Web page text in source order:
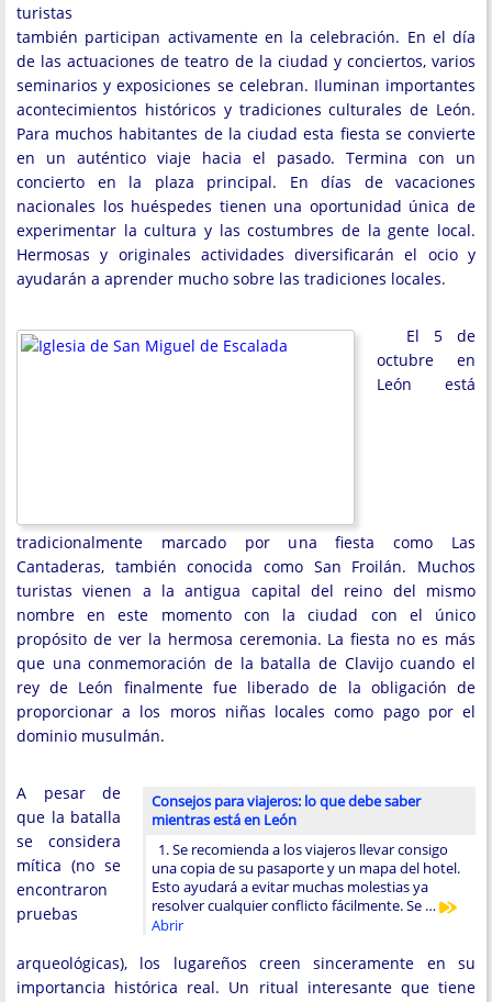
turistas
también participan activamente en la celebración. En el día
de las actuaciones de teatro de la ciudad y conciertos, varios
seminarios y exposiciones se celebran. Iluminan importantes
acontecimientos históricos y tradiciones culturales de León.
Para muchos habitantes de la ciudad esta fiesta se convierte
en un auténtico viaje hacia el pasado. Termina con un
concierto en la plaza principal. En días de vacaciones
nacionales los huéspedes tienen una oportunidad única de
experimentar la cultura y las costumbres de la gente local.
Hermosas y originales actividades diversificarán el ocio y
ayudarán a aprender mucho sobre las tradiciones locales.
El 5 de
octubre en
León está
tradicionalmente marcado por una fiesta como Las
Cantaderas, también conocida como San Froilán. Muchos
turistas vienen a la antigua capital del reino del mismo
nombre en este momento con la ciudad con el único
propósito de ver la hermosa ceremonia. La fiesta no es más
que una conmemoración de la batalla de Clavijo cuando el
rey de León finalmente fue liberado de la obligación de
proporcionar a los moros niñas locales como pago por el
dominio musulmán.
Consejos para viajeros: lo que debe saber
mientras está en León
1. Se recomienda a los viajeros llevar consigo
una copia de su pasaporte y un mapa del hotel.
Esto ayudará a evitar muchas molestias ya
resolver cualquier conflicto fácilmente. Se …
Abrir
A pesar de
que la batalla
se considera
mítica (no se
encontraron
pruebas
arqueológicas), los lugareños creen sinceramente en su
importancia histórica real. Un ritual interesante que tiene